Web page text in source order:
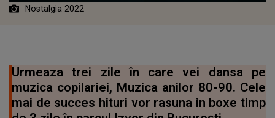
Nostalgia 2022
Urmeaza trei zile în care vei dansa pe
muzica copilariei, Muzica anilor 80-90. Cele
mai de succes hituri vor rasuna in boxe timp